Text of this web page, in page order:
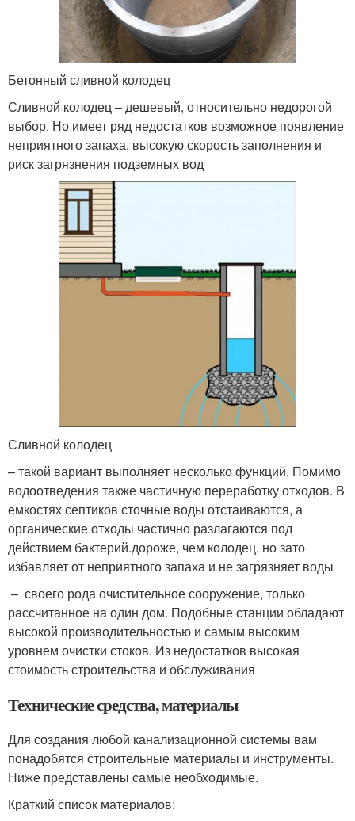
Бетонный сливной колодец
Сливной колодец – дешевый, относительно недорогой
выбор. Но имеет ряд недостатков возможное появление
неприятного запаха, высокую скорость заполнения и
риск загрязнения подземных вод
Сливной колодец
– такой вариант выполняет несколько функций. Помимо
водоотведения также частичную переработку отходов. В
емкостях септиков сточные воды отстаиваются, а
органические отходы частично разлагаются под
действием бактерий.дороже, чем колодец, но зато
избавляет от неприятного запаха и не загрязняет воды
– своего рода очистительное сооружение, только
рассчитанное на один дом. Подобные станции обладают
высокой производительностью и самым высоким
уровнем очистки стоков. Из недостатков высокая
стоимость строительства и обслуживания
Технические средства, материалы
Для создания любой канализационной системы вам
понадобятся строительные материалы и инструменты.
Ниже представлены самые необходимые.
Краткий список материалов: